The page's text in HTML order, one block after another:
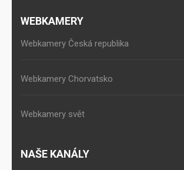
WEBKAMERY
Webkamery Česká republika
Webkamery Chorvatsko
Webkamery svět
NAŠE KANÁLY